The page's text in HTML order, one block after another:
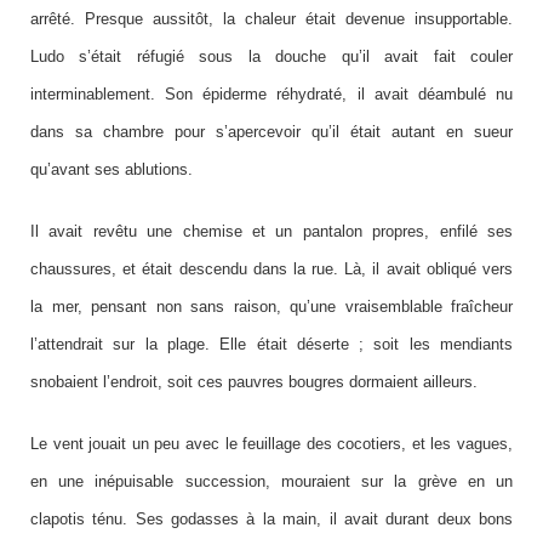
arrêté. Presque aussitôt, la chaleur était devenue insupportable.
Ludo s’était réfugié sous la douche qu’il avait fait couler
interminablement. Son épiderme réhydraté, il avait déambulé nu
dans sa chambre pour s’apercevoir qu’il était autant en sueur
qu’avant ses ablutions.
Il avait revêtu une chemise et un pantalon propres, enfilé ses
chaussures, et était descendu dans la rue. Là, il avait obliqué vers
la mer, pensant non sans raison, qu’une vraisemblable fraîcheur
l’attendrait sur la plage. Elle était déserte ; soit les mendiants
snobaient l’endroit, soit ces pauvres bougres dormaient ailleurs.
Le vent jouait un peu avec le feuillage des cocotiers, et les vagues,
en une inépuisable succession, mouraient sur la grève en un
clapotis ténu. Ses godasses à la main, il avait durant deux bons